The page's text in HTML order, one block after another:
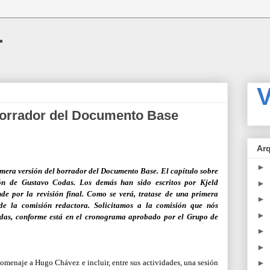
del Documento Base
versión del borrador del Documento Base. El capítulo sobre
de Gustavo Codas. Los demás han sido escritos por Kjeld
por la revisión final. Como se verá, tratase de una primera
la comisión redactora. Solicitamos a la comisión que nós
conforme está en el cronograma aprobado por el Grupo de
a Hugo Chávez e incluir, entre sus actividades, una sesión
►
►
►
►
►
►
►